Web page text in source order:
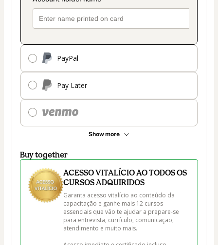
PayPal
Pay Later
Show more
Buy together
ACESSO VITALÍCIO AO TODOS OS
CURSOS ADQUIRIDOS
Garanta acesso vitalício ao conteúdo da
capacitação e ganhe mais 12 cursos
essenciais que vão te ajudar a prepare-se
para entrevista, currículo, comunicação,
atendimento e muito mais.